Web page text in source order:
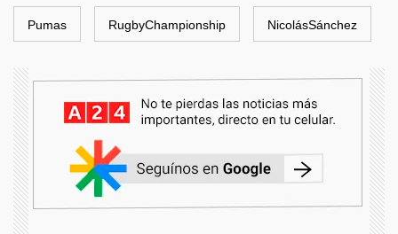
Pumas RugbyChampionship NicolásSánchez